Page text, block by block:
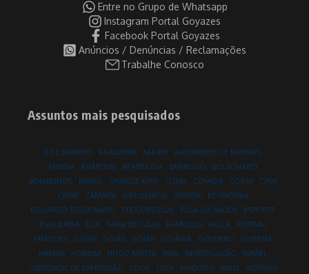
Entre no Grupo de Whatsapp
Instagram Portal Goyazes
Facebook Portal Goyazes
Anúncios / Denúncias / Reclamações
Trabalhe Conosco
Assuntos mais pesquisados
8 DE JANEIRO ACADEMIA AFFAIR
ALEXANDRE DE MORAES
ANISTIA
ANÁPOLIS APARECIDA BARROSO
BOLSONARO
BOMBEIROS
BRASIL CHARLIE KIRK CLIMA COMIDA COP30
CPMI
CRISE
CÂMARA DIPLOMACIA DIREITA
ECONOMIA
EDUARDO BOLSONARO
ELEIÇÕES 2026 ELISA DA SAÚDE
ESPORTE
ESQUERDA
EUA FAIXA DE GAZA FAMOSOS FELCA
FESTIVAL
FRAUDES
GOIAS GOIÁS GOIÁS GOIÂNIA GOVERNO
GUERRA
HAMAS
HOMEM HUGO MOTTA INSS INVESTIGAÇÃO
ISRAEL
LIBERDADE DE EXPRESSÃO
LOOK LULA MADURO MILEI
MORAES